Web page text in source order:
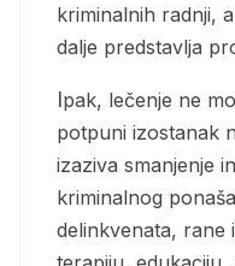
kriminalnih radnji,
dalje predstavlja
Ipak, lečenje ne mora uvek da izazove
potpuni izostanak
izaziva smanjenje
kriminalnog
delinkvenata,